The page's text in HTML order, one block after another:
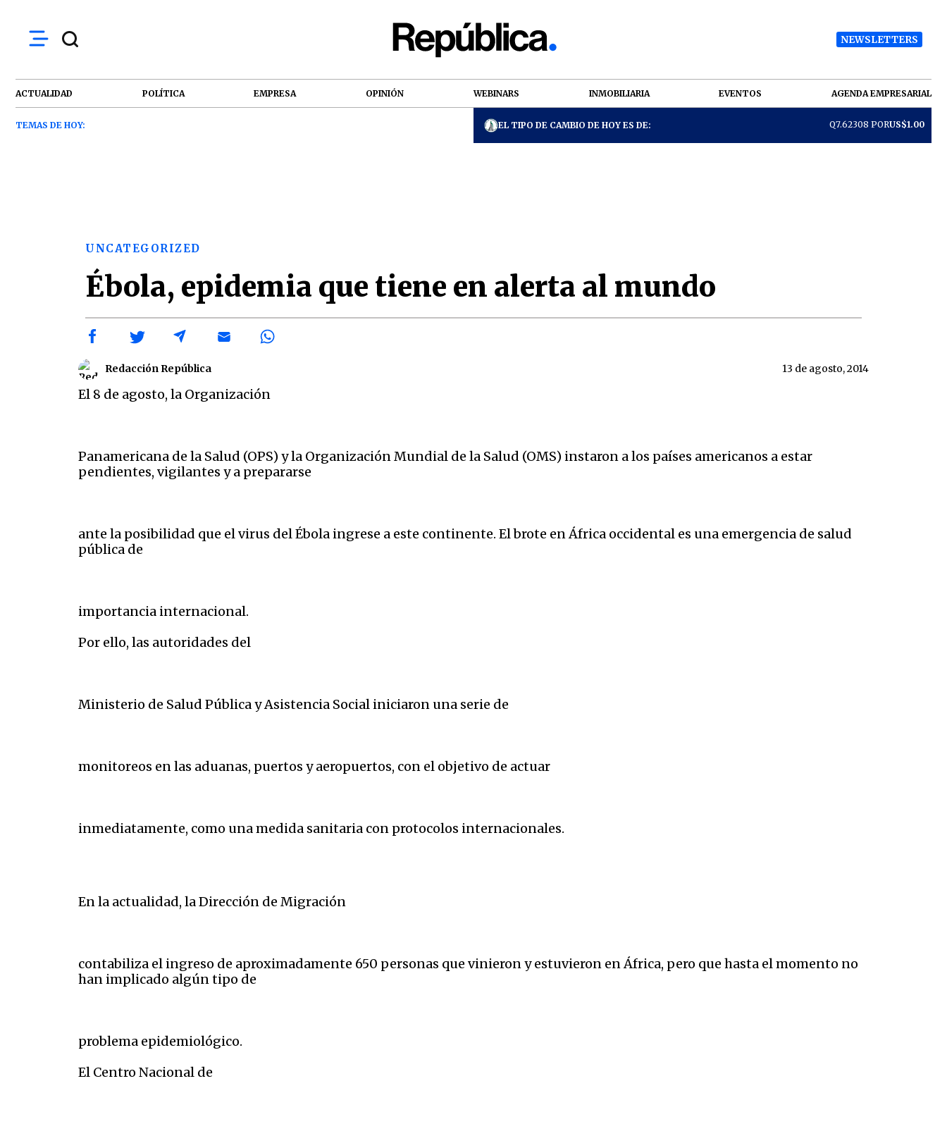
NEWSLETTERS
ACTUALIDAD POLÍTICA EMPRESA OPINIÓN WEBINARS INMOBILIARIA EVENTOS AGENDA EMPRESARIAL
TEMAS DE HOY: EL TIPO DE CAMBIO DE HOY ES DE: Q7.62308 PORUS$1.00
UNCATEGORIZED
Ébola, epidemia que tiene en alerta al mundo
Redacción República 13 de agosto, 2014
El 8 de agosto, la Organización
Panamericana de la Salud (OPS) y la Organización Mundial de la Salud (OMS) instaron a los países americanos a estar
pendientes, vigilantes y a prepararse
ante la posibilidad que el virus del Ébola ingrese a este continente. El brote en África occidental es una emergencia de salud
pública de
importancia internacional.
Por ello, las autoridades del
Ministerio de Salud Pública y Asistencia Social iniciaron una serie de
monitoreos en las aduanas, puertos y aeropuertos, con el objetivo de actuar
inmediatamente, como una medida sanitaria con protocolos internacionales.
En la actualidad, la Dirección de Migración
contabiliza el ingreso de aproximadamente 650 personas que vinieron y estuvieron en África, pero que hasta el momento no
han implicado algún tipo de
problema epidemiológico.
El Centro Nacional de